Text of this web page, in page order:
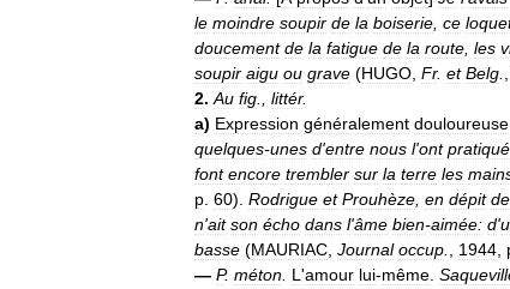
le moindre soupir de la boiserie ce
doucement de la fatigue de la route les
soupir aigu ou grave (HUGO Fr. et Belg
2. Au fig littér.
a) Expression généralement douloureuse
quelques-unes d'entre nous l'ont pratiqué
font encore trembler sur la terre les
p 60). Rodrigue et Prouhèze en dépit
n'ait son écho dans l'âme bien-aimée: d'
basse (MAURIAC Journal occup 1944
— P. méton L 'amour lui-même